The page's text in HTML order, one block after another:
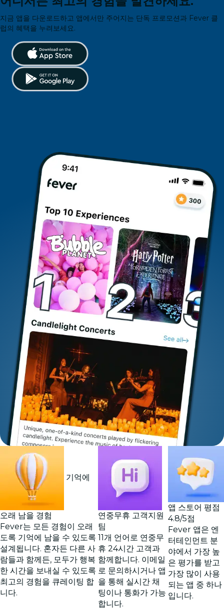
지금 앱을 다운로드하고 앱에서만 주어지는 단독 프로모션과 Fever 클
럽의 혜택을 누려보세요.
기억에
오래 남을 경험
Fever는 모든 경험이 오래
도록 기억에 남을 수 있도록
설계됩니다. 혼자든 다른 사
람들과 함께든, 모두가 행복
한 시간을 보내실 수 있도록
최고의 경험을 큐레이팅 합
니다.
연중무휴 고객지원
팀
11개 언어로 연중무
휴 24시간 고객과
함께합니다. 이메일
로 문의하시거나 앱
을 통해 실시간 채
팅이나 통화가 가능
합니다.
앱 스토어 평점
4.8/5점
Fever 앱은 엔
터테인먼트 분
야에서 가장 높
은 평가를 받고
가장 많이 사용
되는 앱 중 하나
입니다.